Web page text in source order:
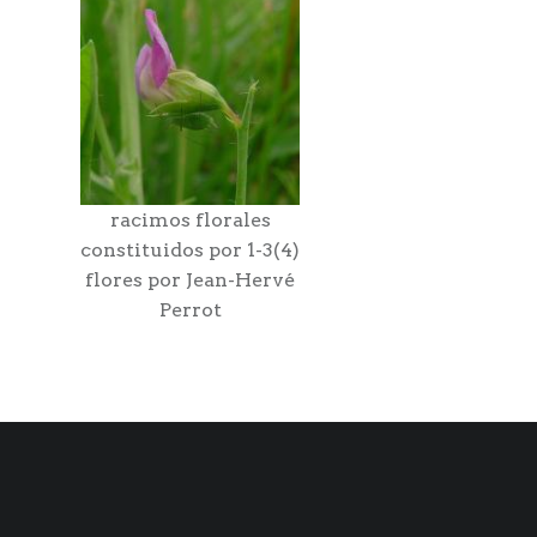
racimos florales
constituidos por 1-3(4)
flores por Jean-Hervé
Perrot